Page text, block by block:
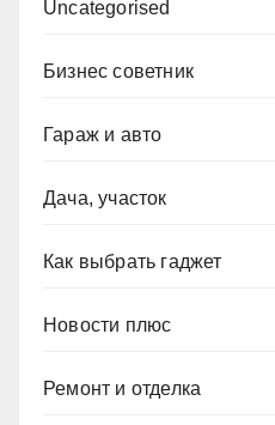
Uncategorised
Бизнес советник
Гараж и авто
Дача, участок
Как выбрать гаджет
Новости плюс
Ремонт и отделка